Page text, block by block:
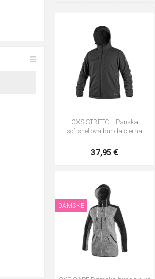
CXS STRETCH Pánska
softshellová bunda čierna
37,95 €
L XL 2XL
4XL
5XL
DÁMSKE
3XL